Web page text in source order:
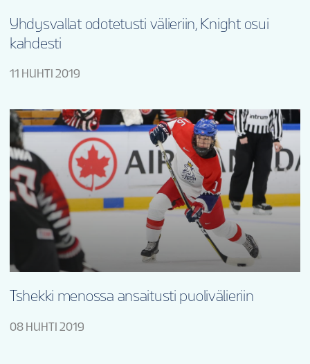
Yhdysvallat odotetusti välieriin, Knight osui
kahdesti
11 HUHTI 2019
Tshekki menossa ansaitusti puolivälieriin
08 HUHTI 2019